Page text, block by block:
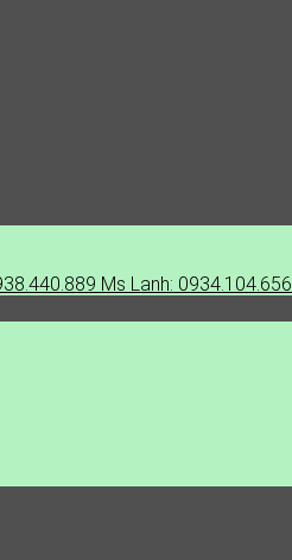
Ms Lanh: 0934.104.656